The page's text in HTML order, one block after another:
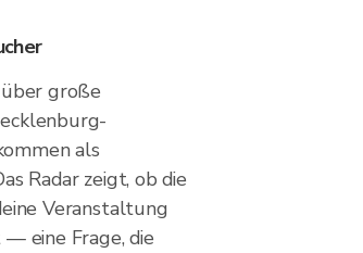
große
als
Radar zeigt, ob die
Veranstaltung
eine Frage, die